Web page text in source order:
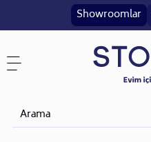
Showroomlar